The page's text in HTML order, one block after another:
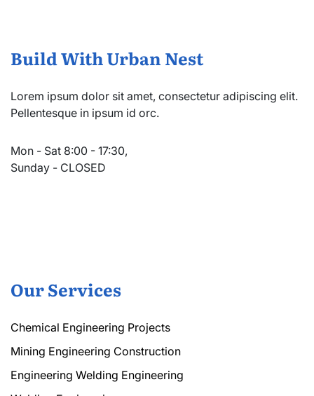
Build With Urban Nest
Lorem ipsum dolor sit amet, consectetur adipiscing elit.
Pellentesque in ipsum id orc.
Mon - Sat 8:00 - 17:30,
Sunday - CLOSED
Our Services
Chemical Engineering Projects
Mining Engineering Construction
Engineering Welding Engineering